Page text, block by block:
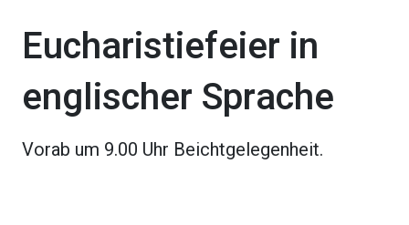
Eucharistiefeier in
englischer Sprache
Vorab um 9.00 Uhr Beichtgelegenheit.